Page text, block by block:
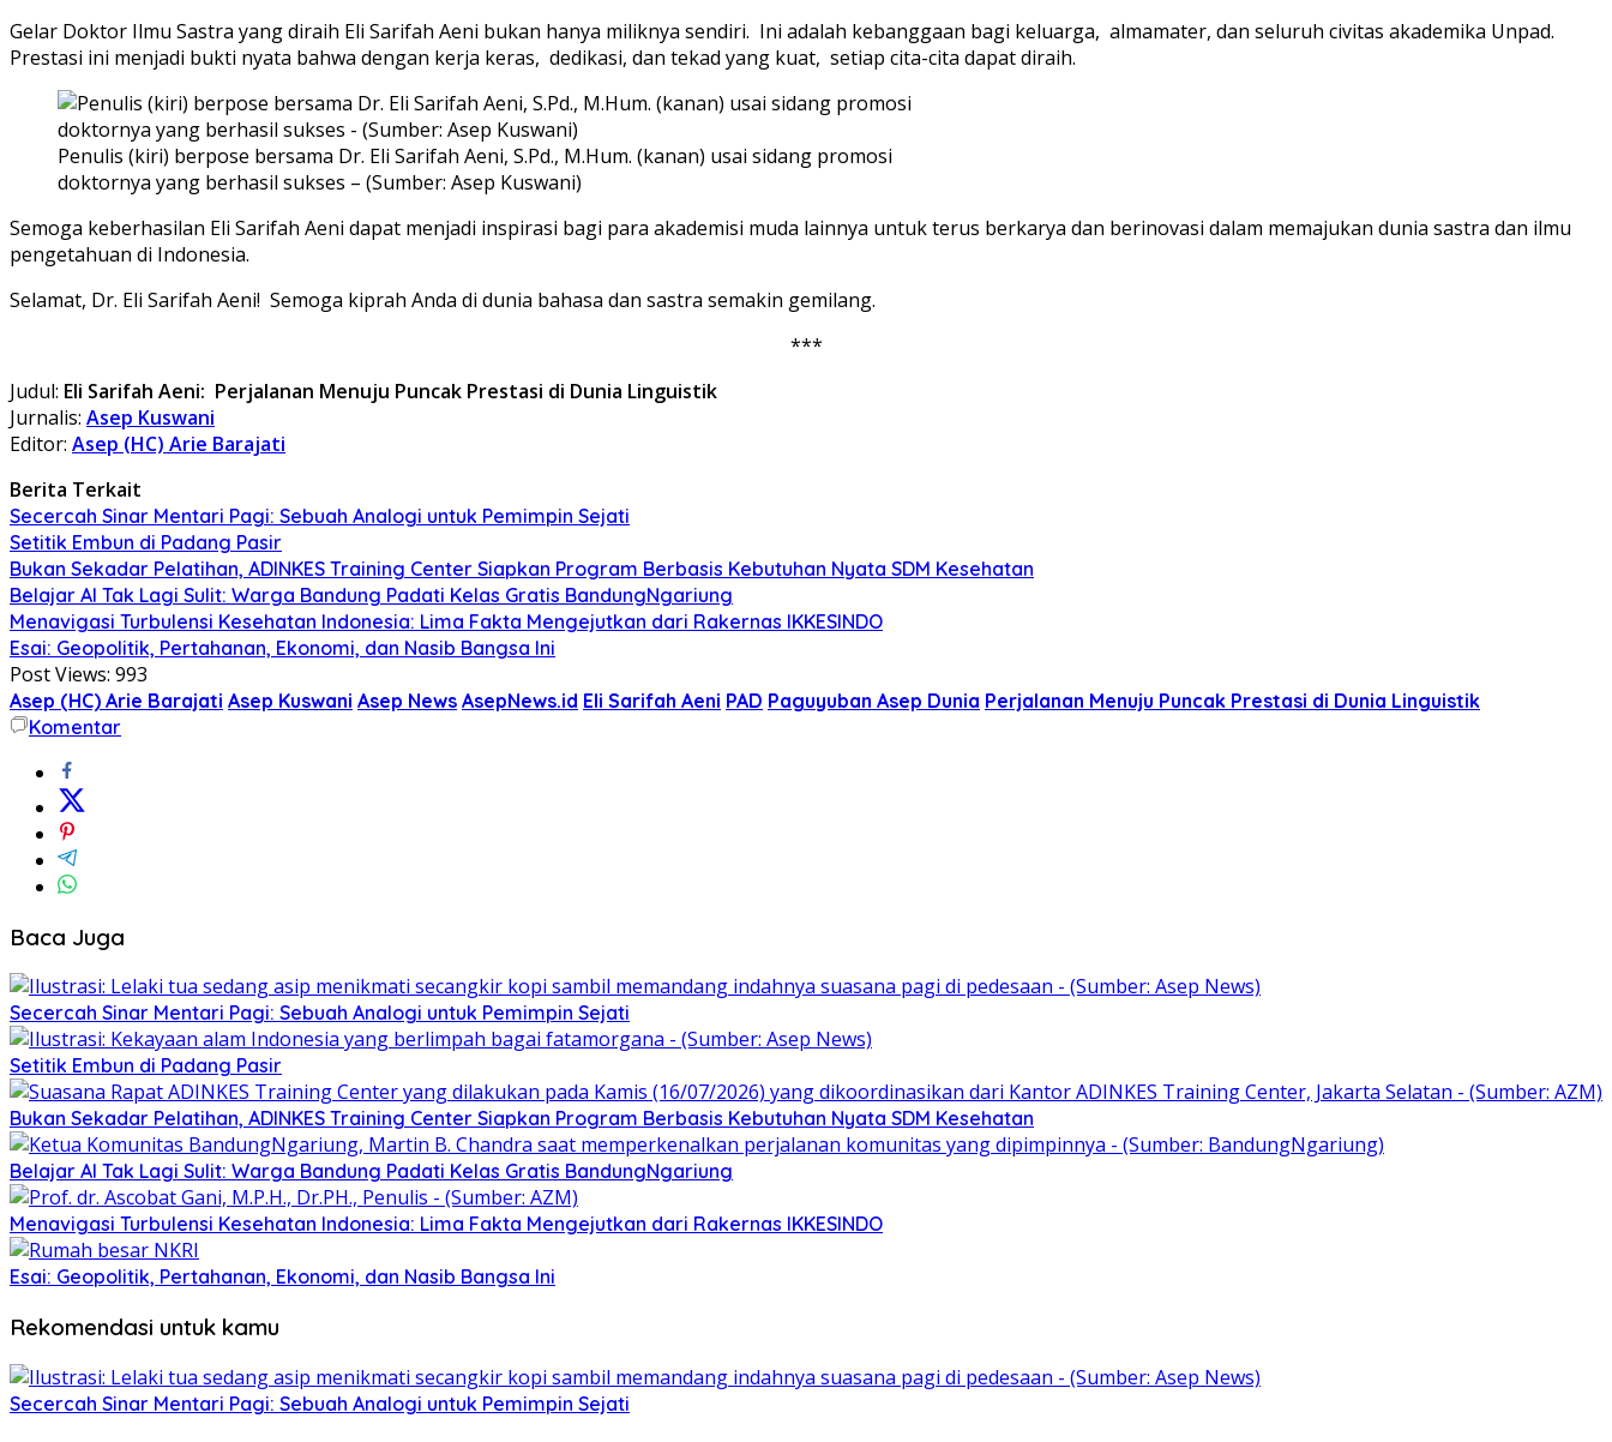
Gelar Doktor Ilmu Sastra yang diraih Eli Sarifah Aeni bukan hanya miliknya sendiri. Ini adalah kebanggaan bagi keluarga, almamater, dan seluruh civitas akademika Unpad.
Prestasi ini menjadi bukti nyata bahwa dengan kerja keras, dedikasi, dan tekad yang kuat, setiap cita-cita dapat diraih.
Penulis (kiri) berpose bersama Dr. Eli Sarifah Aeni, S.Pd., M.Hum. (kanan) usai sidang promosi
doktornya yang berhasil sukses – (Sumber: Asep Kuswani)
Semoga keberhasilan Eli Sarifah Aeni dapat menjadi inspirasi bagi para akademisi muda lainnya untuk terus berkarya dan berinovasi dalam memajukan dunia sastra dan ilmu
pengetahuan di Indonesia.
Selamat, Dr. Eli Sarifah Aeni! Semoga kiprah Anda di dunia bahasa dan sastra semakin gemilang.
***
Judul: Eli Sarifah Aeni: Perjalanan Menuju Puncak Prestasi di Dunia Linguistik
Jurnalis: Asep Kuswani
Editor: Asep (HC) Arie Barajati
Berita Terkait
Secercah Sinar Mentari Pagi: Sebuah Analogi untuk Pemimpin Sejati
Setitik Embun di Padang Pasir
Bukan Sekadar Pelatihan, ADINKES Training Center Siapkan Program Berbasis Kebutuhan Nyata SDM Kesehatan
Belajar AI Tak Lagi Sulit: Warga Bandung Padati Kelas Gratis BandungNgariung
Menavigasi Turbulensi Kesehatan Indonesia: Lima Fakta Mengejutkan dari Rakernas IKKESINDO
Esai: Geopolitik, Pertahanan, Ekonomi, dan Nasib Bangsa Ini
Post Views: 993
Asep (HC) Arie Barajati Asep Kuswani Asep News AsepNews.id Eli Sarifah Aeni PAD Paguyuban Asep Dunia Perjalanan Menuju Puncak Prestasi di Dunia Linguistik
Komentar
Baca Juga
Secercah Sinar Mentari Pagi: Sebuah Analogi untuk Pemimpin Sejati
Setitik Embun di Padang Pasir
Bukan Sekadar Pelatihan, ADINKES Training Center Siapkan Program Berbasis Kebutuhan Nyata SDM Kesehatan
Belajar AI Tak Lagi Sulit: Warga Bandung Padati Kelas Gratis BandungNgariung
Menavigasi Turbulensi Kesehatan Indonesia: Lima Fakta Mengejutkan dari Rakernas IKKESINDO
Esai: Geopolitik, Pertahanan, Ekonomi, dan Nasib Bangsa Ini
Rekomendasi untuk kamu
Secercah Sinar Mentari Pagi: Sebuah Analogi untuk Pemimpin Sejati